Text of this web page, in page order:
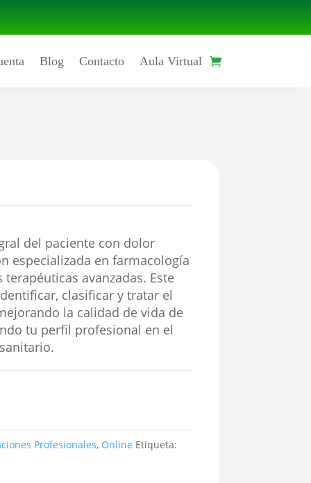
Blog Contacto Aula Virtual
del paciente con dolor
especializada en farmacología
avanzadas. Este
clasificar y tratar el
la calidad de vida de
tu perfil profesional en el
Profesionales, Online Etiqueta: